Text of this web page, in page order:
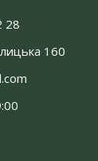
28
160